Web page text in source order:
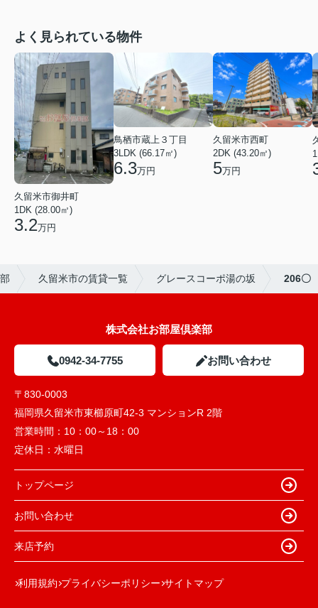
よく見られている物件
久留米市御井町
1DK (28.00㎡)
3.2万円
鳥栖市蔵上３丁目
3LDK (66.17㎡)
6.3万円
久留米市西町
2DK (43.20㎡)
5万円
久留米市の賃貸一覧 グレースコーポ湯の坂 206〇
株式会社お部屋倶楽部
0942-34-7755 お問い合わせ
〒830-0003
福岡県久留米市東櫛原町42-3 マンションR 2階
営業時間： 10：00～18：00
定休日： 水曜日
トップページ
お問い合わせ
来店予約
利用規約 プライバシーポリシー サイトマップ